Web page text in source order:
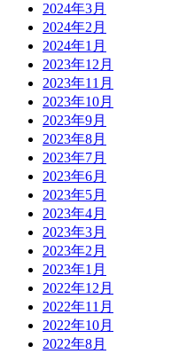
2024年3月
2024年2月
2024年1月
2023年12月
2023年11月
2023年10月
2023年9月
2023年8月
2023年7月
2023年6月
2023年5月
2023年4月
2023年3月
2023年2月
2023年1月
2022年12月
2022年11月
2022年10月
2022年8月